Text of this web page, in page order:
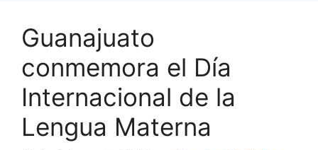
Guanajuato
conmemora el Día
Internacional de la
Lengua Materna